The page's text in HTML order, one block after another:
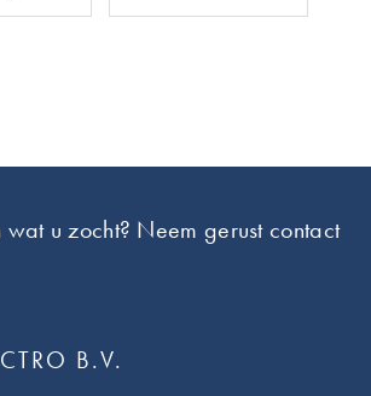
u zocht? Neem gerust contact
B.V.